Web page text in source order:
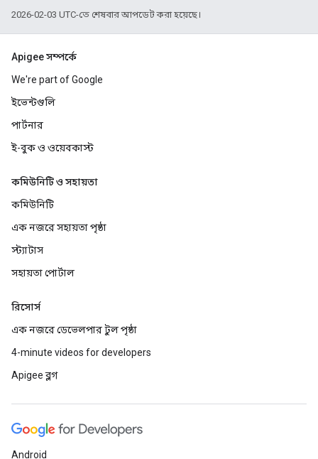
2026-02-03 UTC-তে শেষবার আপডেট করা হয়েছে।
Apigee সম্পর্কে
We're part of Google
ইভেন্টগুলি
পার্টনার
ই-বুক ও ওয়েবকাস্ট
কমিউনিটি ও সহায়তা
কমিউনিটি
এক নজরে সহায়তা পৃষ্ঠা
স্ট্যাটাস
সহায়তা পোর্টাল
রিসোর্স
এক নজরে ডেভেলপার টুল পৃষ্ঠা
4-minute videos for developers
Apigee ব্লগ
Android